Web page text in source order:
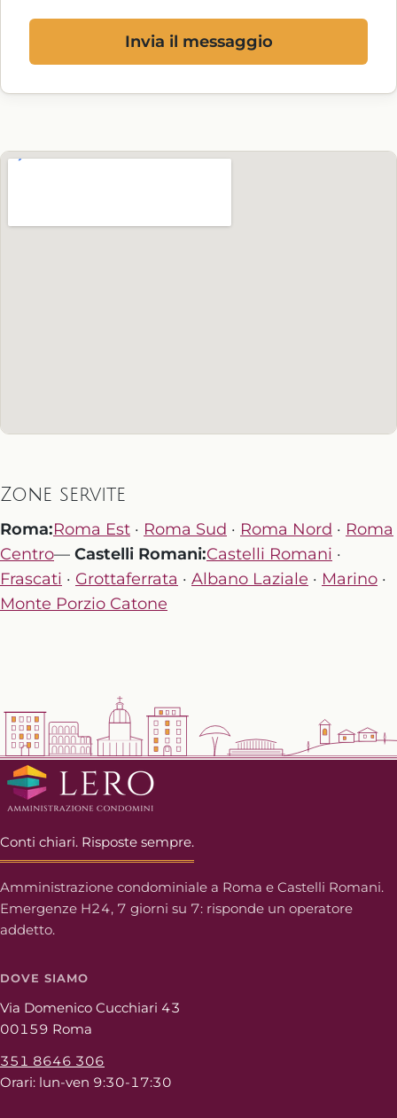
Invia il messaggio
Zone servite
Roma:Roma Est · Roma Sud · Roma Nord · Roma
Centro— Castelli Romani:Castelli Romani ·
Frascati · Grottaferrata · Albano Laziale · Marino ·
Monte Porzio Catone
Conti chiari. Risposte sempre.
Amministrazione condominiale a Roma e Castelli Romani.
Emergenze H24, 7 giorni su 7: risponde un operatore
addetto.
DOVE SIAMO
Via Domenico Cucchiari 43
00159 Roma
351 8646 306
Orari: lun-ven 9:30-17:30